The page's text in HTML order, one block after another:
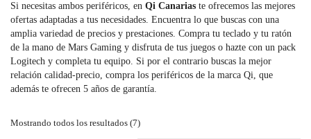
Si necesitas ambos periféricos, en Qi Canarias te ofrecemos las mejores
ofertas adaptadas a tus necesidades. Encuentra lo que buscas con una
amplia variedad de precios y prestaciones. Compra tu teclado y tu ratón
de la mano de Mars Gaming y disfruta de tus juegos o hazte con un pack
Logitech y completa tu equipo. Si por el contrario buscas la mejor
relación calidad-precio, compra los periféricos de la marca Qi, que
además te ofrecen 5 años de garantía.
Mostrando todos los resultados (7)